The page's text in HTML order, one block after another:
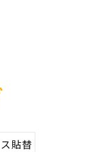
貼替